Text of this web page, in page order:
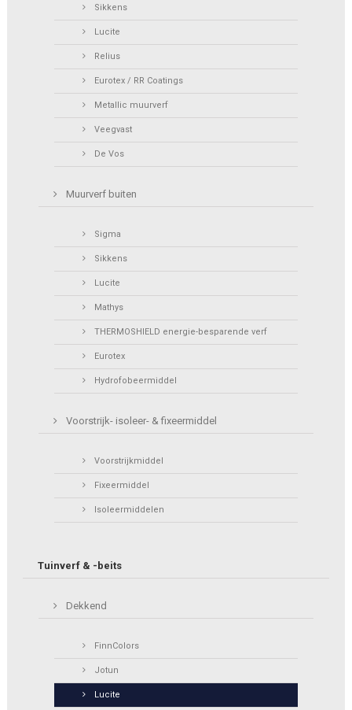
Sikkens
Lucite
Relius
Eurotex / RR Coatings
Metallic muurverf
Veegvast
De Vos
Muurverf buiten
Sigma
Sikkens
Lucite
Mathys
THERMOSHIELD energie-besparende verf
Eurotex
Hydrofobeermiddel
Voorstrijk- isoleer- & fixeermiddel
Voorstrijkmiddel
Fixeermiddel
Isoleermiddelen
Tuinverf & -beits
Dekkend
FinnColors
Jotun
Lucite